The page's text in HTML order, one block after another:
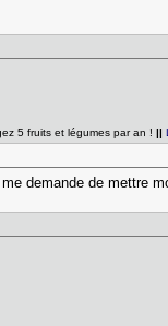
5 fruits et légumes par an !||
demande de mettre